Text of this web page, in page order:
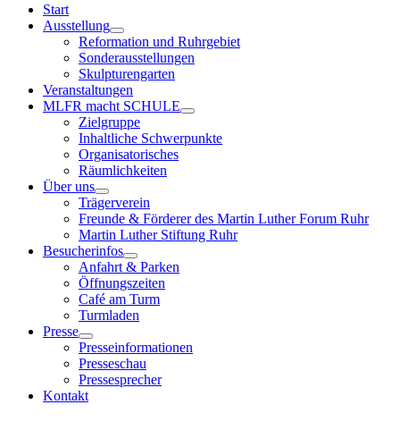
Start
Ausstellung
Untermenü
anzeigen
Reformation und Ruhrgebiet
Sonderausstellungen
Skulpturengarten
Veranstaltungen
MLFR macht SCHULE
Untermenü
Zielgruppe
Inhaltliche Schwerpunkte
Organisatorisches
Räumlichkeiten
Über uns
Untermenü
anzeigen
Trägerverein
Freunde & Förderer des Martin Luther Forum Ruhr
Martin Luther Stiftung Ruhr
Besucherinfos
Untermenü
anzeigen
Anfahrt & Parken
Öffnungszeiten
Café am Turm
Turmladen
Presse
Untermenü
anzeigen
Presseinformationen
Presseschau
Pressesprecher
Kontakt